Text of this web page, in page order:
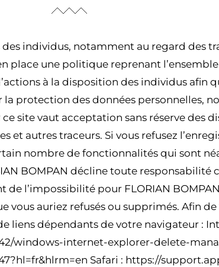
des individus, notamment au regard des
place une politique reprenant
à la disposition des individus afin
protection des données personnelles,
site vaut acceptation sans réserve des
et autres traceurs. Si vous refusez
nombre de fonctionnalités qui sont
BOMPAN décline toute responsabilité
l’impossibilité pour FLORIAN
vous auriez refusés ou supprimés. Afin
liens dépendants de votre navigateur :
windows-internet-explorer-delete-
Safari : https://